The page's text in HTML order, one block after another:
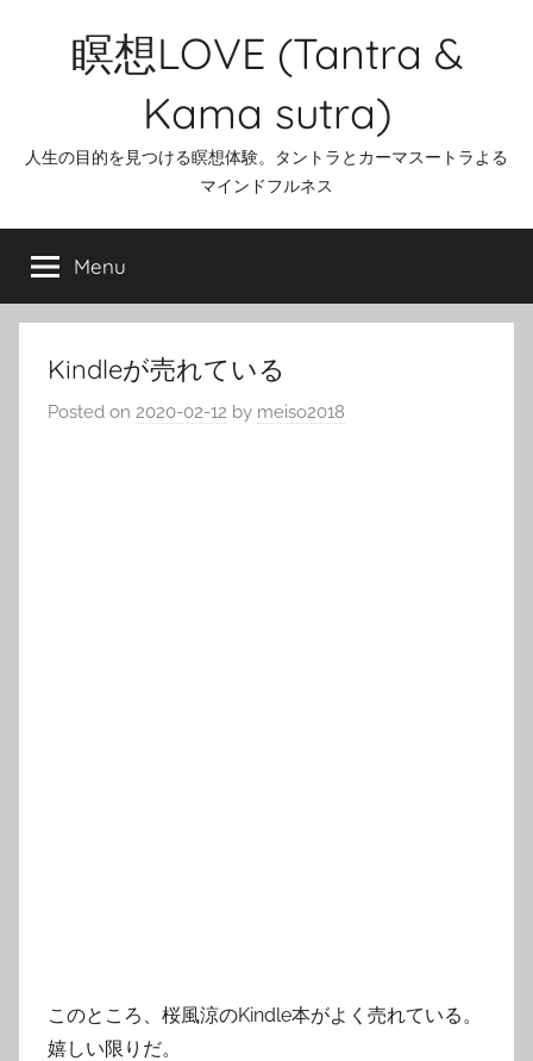
瞑想LOVE (Tantra &
Kama sutra)
人生の目的を見つける瞑想体験。タントラとカーマスートラよる
マインドフルネス
Menu
Kindleが売れている
Posted on 2020-02-12 by meiso2018
このところ、桜風涼のKindle本がよく売れている。
嬉しい限りだ。